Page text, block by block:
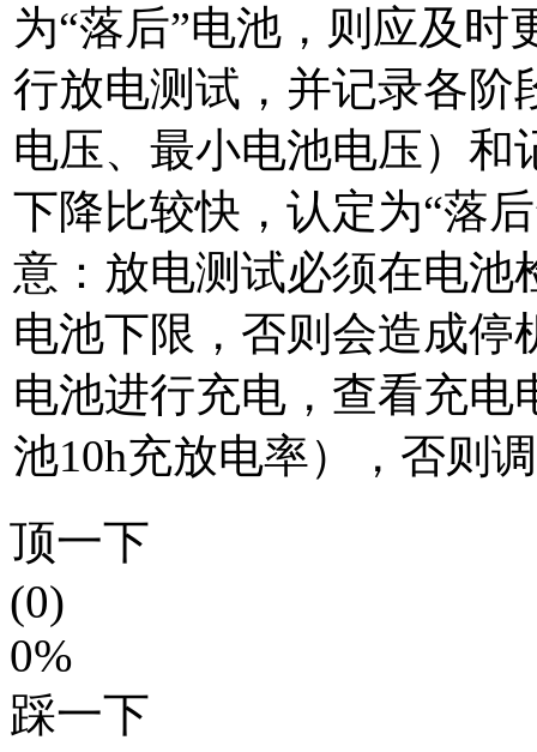
为“落后”电池，则应及
行放电测试，并记录各阶
电压、最小电池电压）和
下降比较快，认定为“落
意：放电测试必须在电池
电池下限，否则会造成停
电池进行充电，查看充电
池10h充放电率），否则
顶一下
(0)
0%
踩一下